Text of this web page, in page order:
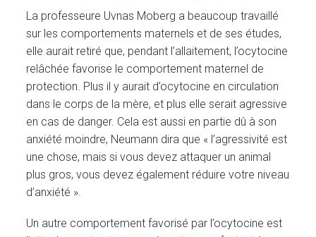
La professeure Uvnas Moberg a beaucoup travaillé
sur les comportements maternels et de ses études,
elle aurait retiré que, pendant l’allaitement, l’ocytocine
relâchée favorise le comportement maternel de
protection. Plus il y aurait d’ocytocine en circulation
dans le corps de la mère, et plus elle serait agressive
en cas de danger. Cela est aussi en partie dû à son
anxiété moindre, Neumann dira que « l’agressivité est
une chose, mais si vous devez attaquer un animal
plus gros, vous devez également réduire votre niveau
d’anxiété ».
Un autre comportement favorisé par l’ocytocine est